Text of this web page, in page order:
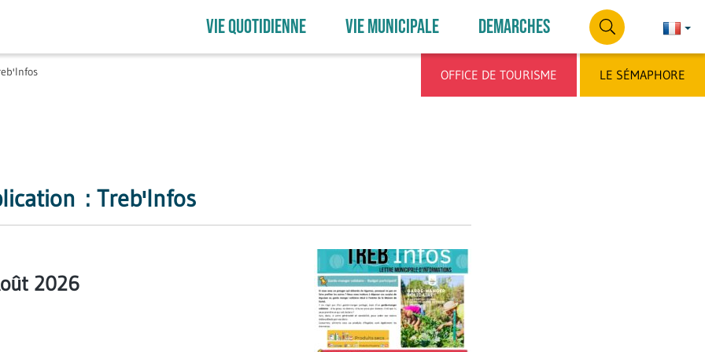
OFFICE DE TOURISME LE SÉMAPHORE
VIE QUOTIDIENNE VIE MUNICIPALE DEMARCHES RECHERCHE
: Treb'Infos
2026